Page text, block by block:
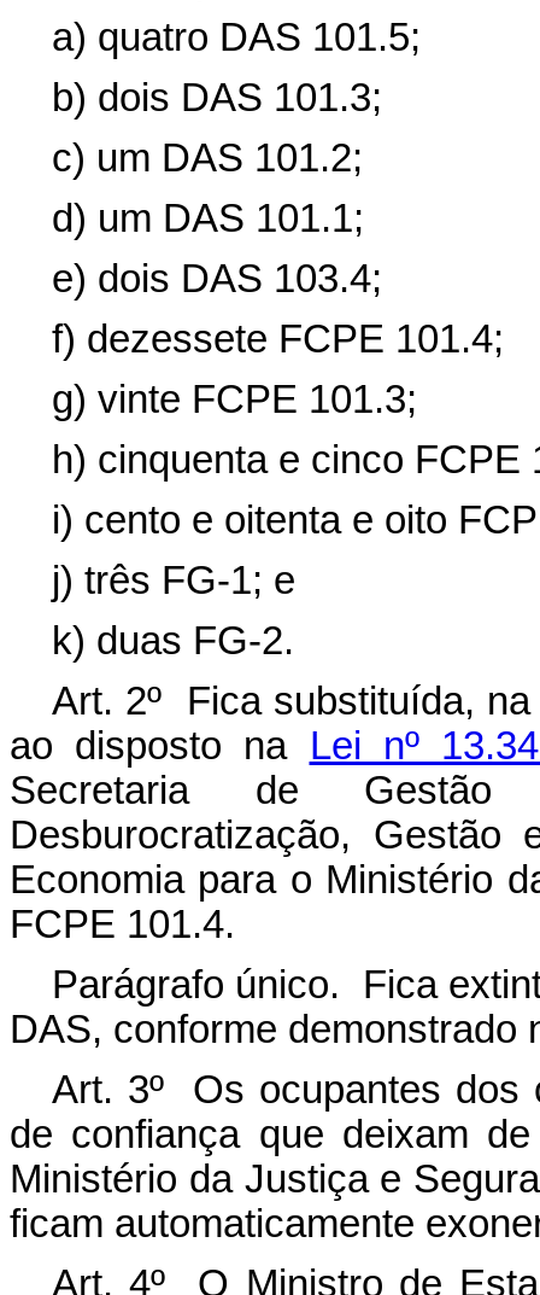
a) quatro DAS 101.5;
b) dois DAS 101.3;
c) um DAS 101.2;
d) um DAS 101.1;
e) dois DAS 103.4;
f) dezessete FCPE 101.4;
g) vinte FCPE 101.3;
h) cinquenta e cinco FCPE
i) cento e oitenta e oito
j) três FG-1; e
k) duas FG-2.
Art. 2º Fica substituída,
ao disposto na Lei nº
Secretaria de
Desburocratização,
Economia para o Ministério
FCPE 101.4.
Parágrafo único. Fica
DAS, conforme demonstrado
Art. 3º Os ocupantes dos
de confiança que deixam
Ministério da Justiça e
ficam automaticamente
Art. 4º O Ministro de